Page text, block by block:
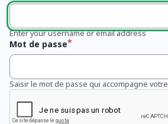
Enter your username or email address
Mot de passe
Saisir le mot de passe qui accompagne